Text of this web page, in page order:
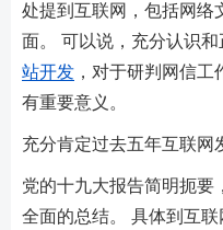
处提到互联网，包括网络
面。 可以说，充分认识
站开发 ，对于研判网信
有重要意义。
充分肯定过去五年互联网
党的十九大报告简明扼要
全面的总结。 具体到互